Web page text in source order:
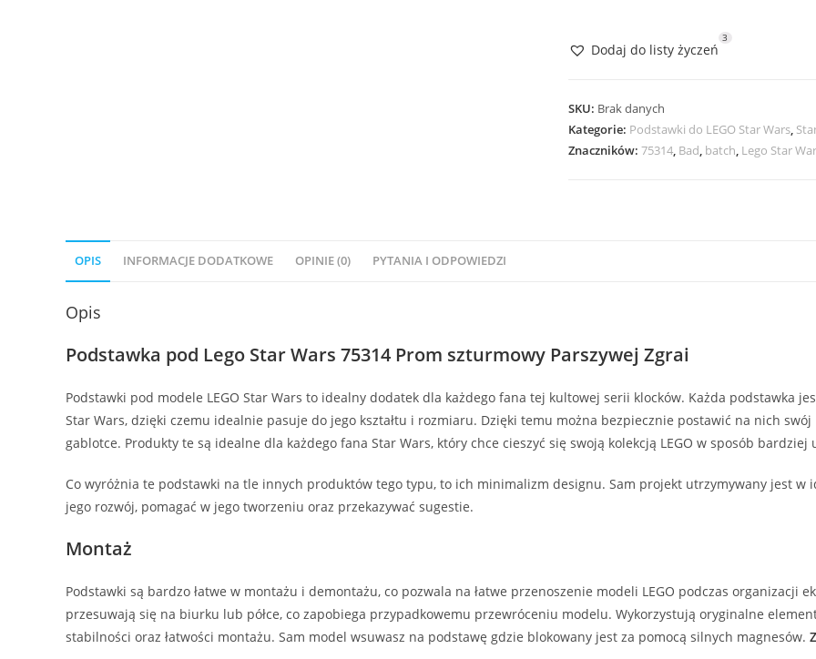
Star
75314
Prom
szturmowy
Dodaj do listy życzeń
3
SKU: Brak danych
Kategorie: Podstawki do LEGO Star Wars,
Znaczników: 75314, Bad, batch, Lego Star
OPIS INFORMACJE DODATKOWE OPINIE (0) PYTANIA I ODPOWIEDZI
Opis
Podstawka pod Lego Star Wars 75314 Prom szturmowy Parszywej Zgrai
Podstawki pod modele LEGO Star Wars to idealny dodatek dla każdego fana tej kultowej serii klocków. Każda podstawka
Star Wars, dzięki czemu idealnie pasuje do jego kształtu i rozmiaru. Dzięki temu można bezpiecznie postawić na nich
gablotce. Produkty te są idealne dla każdego fana Star Wars, który chce cieszyć się swoją kolekcją LEGO w sposób bardziej
Co wyróżnia te podstawki na tle innych produktów tego typu, to ich minimalizm designu. Sam projekt utrzymywany jest w
jego rozwój, pomagać w jego tworzeniu oraz przekazywać sugestie.
Montaż
Podstawki są bardzo łatwe w montażu i demontażu, co pozwala na łatwe przenoszenie modeli LEGO podczas organizacji
przesuwają się na biurku lub półce, co zapobiega przypadkowemu przewróceniu modelu. Wykorzystują oryginalne
stabilności oraz łatwości montażu. Sam model wsuwasz na podstawę gdzie blokowany jest za pomocą silnych magnesów.